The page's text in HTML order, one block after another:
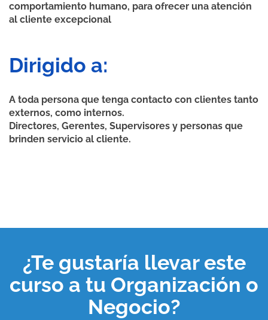
comportamiento humano, para ofrecer una atención
al cliente excepcional
Dirigido a:
A toda persona que tenga contacto con clientes tanto
externos, como internos.
Directores, Gerentes, Supervisores y personas que
brinden servicio al cliente.
¿Te gustaría llevar este
curso a tu Organización o
Negocio?